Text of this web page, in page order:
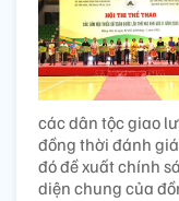
các dân tộc giao
đồng thời đánh
đó đề xuất chính
diện chung của